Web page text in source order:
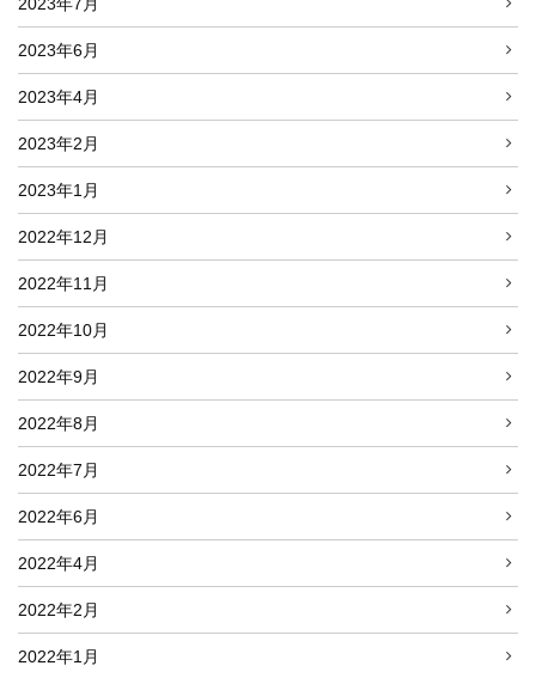
2023年6月
2023年4月
2023年2月
2023年1月
2022年12月
2022年11月
2022年10月
2022年9月
2022年8月
2022年7月
2022年6月
2022年4月
2022年2月
2022年1月